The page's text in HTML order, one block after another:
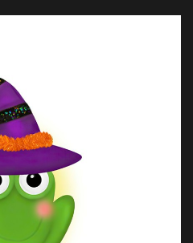
ночные огни, которые
с функцией.